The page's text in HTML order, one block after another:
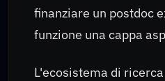
finanziare un postdoc
funzione una cappa
L'ecosistema di